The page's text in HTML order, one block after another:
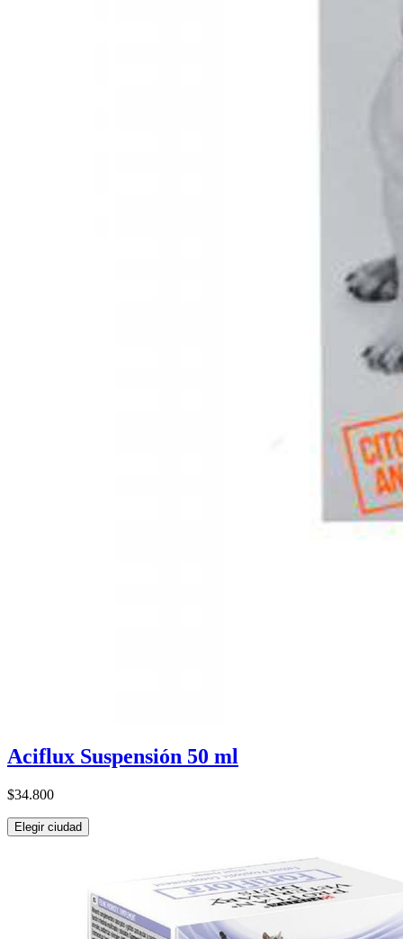
Aciflux Suspensión 50 ml
$34.800
Elegir ciudad